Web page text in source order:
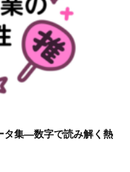
タ集―数字で読み解く熱